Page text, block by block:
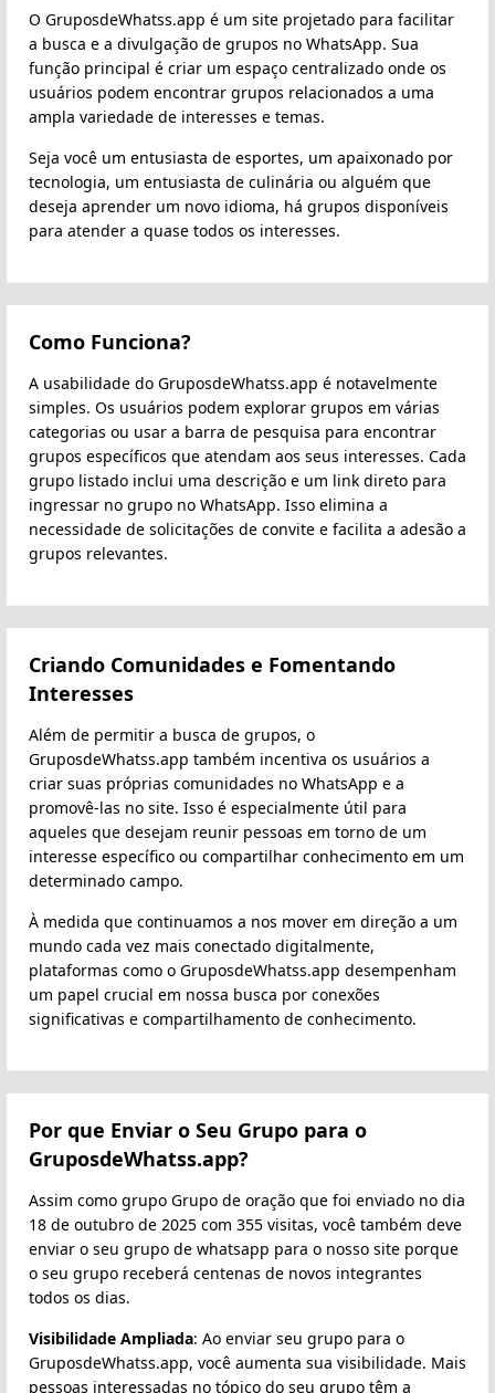
O GruposdeWhatss.app é um site projetado para facilitar
a busca e a divulgação de grupos no WhatsApp. Sua
função principal é criar um espaço centralizado onde os
usuários podem encontrar grupos relacionados a uma
ampla variedade de interesses e temas.
Seja você um entusiasta de esportes, um apaixonado por
tecnologia, um entusiasta de culinária ou alguém que
deseja aprender um novo idioma, há grupos disponíveis
para atender a quase todos os interesses.
Como Funciona?
A usabilidade do GruposdeWhatss.app é notavelmente
simples. Os usuários podem explorar grupos em várias
categorias ou usar a barra de pesquisa para encontrar
grupos específicos que atendam aos seus interesses. Cada
grupo listado inclui uma descrição e um link direto para
ingressar no grupo no WhatsApp. Isso elimina a
necessidade de solicitações de convite e facilita a adesão a
grupos relevantes.
Criando Comunidades e Fomentando
Interesses
Além de permitir a busca de grupos, o
GruposdeWhatss.app também incentiva os usuários a
criar suas próprias comunidades no WhatsApp e a
promovê-las no site. Isso é especialmente útil para
aqueles que desejam reunir pessoas em torno de um
interesse específico ou compartilhar conhecimento em um
determinado campo.
À medida que continuamos a nos mover em direção a um
mundo cada vez mais conectado digitalmente,
plataformas como o GruposdeWhatss.app desempenham
um papel crucial em nossa busca por conexões
significativas e compartilhamento de conhecimento.
Por que Enviar o Seu Grupo para o
GruposdeWhatss.app?
Assim como grupo Grupo de oração que foi enviado no dia
18 de outubro de 2025 com 355 visitas, você também deve
enviar o seu grupo de whatsapp para o nosso site porque
o seu grupo receberá centenas de novos integrantes
todos os dias.
Visibilidade Ampliada: Ao enviar seu grupo para o
GruposdeWhatss.app, você aumenta sua visibilidade. Mais
pessoas interessadas no tópico do seu grupo têm a